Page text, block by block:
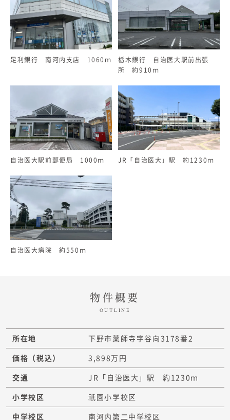
足利銀行 南河内支店 1060ｍ
栃木銀行 自治医大駅前出張
所 約910ｍ
自治医大駅前郵便局 1000ｍ JR「自治医大」駅 約1230ｍ
自治医大病院 約550ｍ
物件概要
OUTLINE
所在地
下野市薬師寺字谷向3178番2
価格（税込）
3,898万円
交通
JR「自治医大」駅 約1230ｍ
小学校区
祇園小学校区
中学校区
南河内第二中学校区